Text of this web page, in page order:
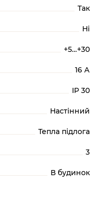
Так
Ні
+5…+30
16 А
IP 30
Настінний
Тепла підлога
3
В будинок